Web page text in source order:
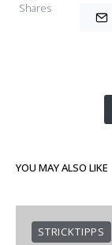
Shares
YOU MAY ALSO LIKE
STRICKTIPPS